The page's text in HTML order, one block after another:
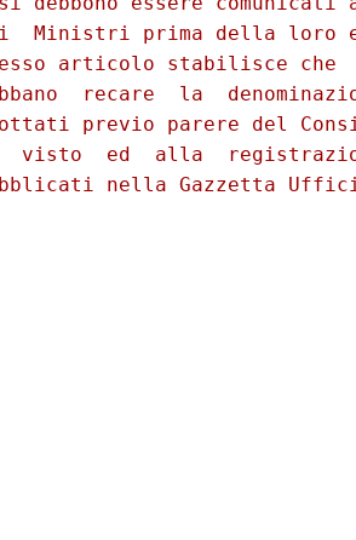
Ministri prima della loro
articolo stabilisce che
recare  la
previo parere del
visto  ed  alla